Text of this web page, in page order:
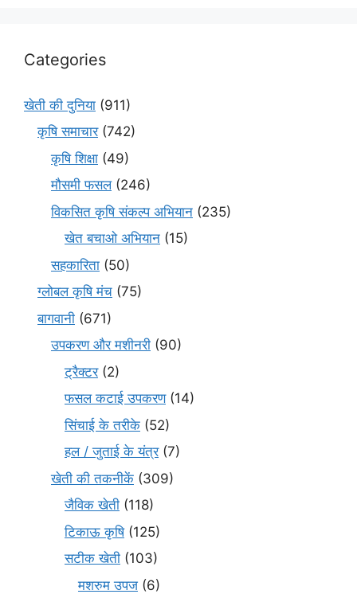
Categories
खेती की दुनिया (911)
कृषि समाचार(742)
कृषि शिक्षा (49)
मौसमी फसल(246)
विकसित कृषि संकल्प अभियान (235)
खेत बचाओ अभियान (15)
सहकारिता (50)
ग्लोबल कृषि मंच (75)
बागवानी (671)
उपकरण और मशीनरी (90)
ट्रैक्टर(2)
फसल कटाई उपकरण(14)
सिंचाई के तरीके (52)
हल / जुताई के यंत्र(7)
खेती की तकनीकें (309)
जैविक खेती (118)
टिकाऊ कृषि(125)
सटीक खेती (103)
मशरुम उपज (6)